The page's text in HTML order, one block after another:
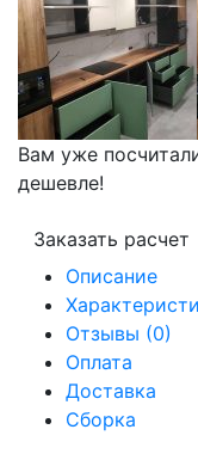
Вам уже
дешевле!
Заказать расчет
Описание
Отзывы (0)
Оплата
Доставка
Сборка